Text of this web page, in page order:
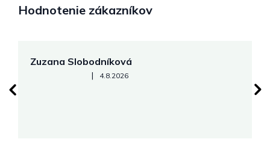
Hodnotenie zákazníkov
Zuzana Slobodníková
Hodnotenie obchodu je 5 z 5 hviezdičiek.
| 4.8.2026